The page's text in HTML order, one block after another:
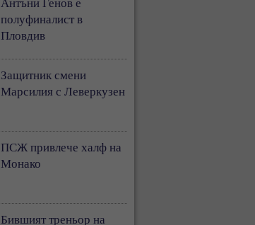
полуфиналист в
Пловдив
Защитник смени
Марсилия с Леверкузен
ПСЖ привлече халф на
Монако
Бившият треньор на